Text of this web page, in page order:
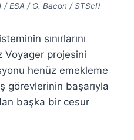
/ ESA / G. Bacon / STScI)
sınırlarını
Voyager projesini
henüz emekleme
görevlerinin başarıyla
başka bir cesur